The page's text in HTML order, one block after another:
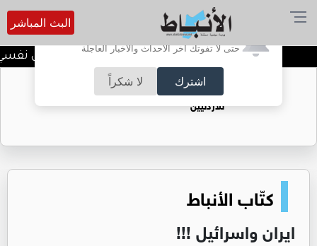
أترغب في تفعيل الإشعارات؟
حتى لا تفوتك آخر الأحداث والأخبار العاجلة
اشترك لا شكراً
البث المباشر
الضحك وقت الأزمات.. خلل نفسي
حقل الريشة حين يتحول الغاز إلى فرص عمل
للأردنيين
كتّاب الأنباط
ايران واسرائيل !!!